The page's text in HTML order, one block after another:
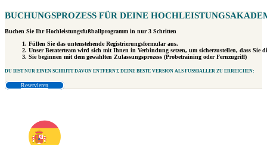
BUCHUNGSPROZESS FÜR DEINE
Buchen Sie Ihr Hochleistungsfußballprogramm in nur 3 Schritten
Füllen Sie das untenstehende Registrierungsformular aus.
Unser Beraterteam wird sich mit Ihnen in Verbindung setzen, um sicherzustellen, dass
Sie beginnen mit dem gewählten Zulassungsprozess (Probetraining oder Fernzugriff)
DU BISTNUR EINEN SCHRITTDAVON ENTFERNT, DEINE BESTE VERSION ALS FUSSBALLER ZU ERREICHEN:
Reservieren